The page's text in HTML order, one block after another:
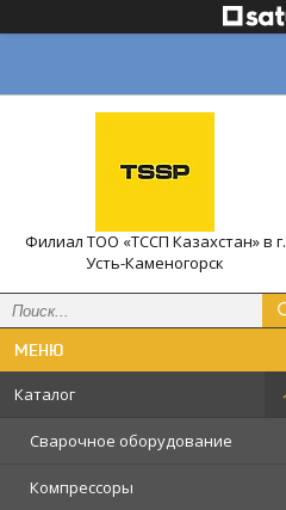
Филиал ТОО «ТССП Казахстан» в г.
Усть-Каменогорск
Каталог
Сварочное оборудование
Компрессоры